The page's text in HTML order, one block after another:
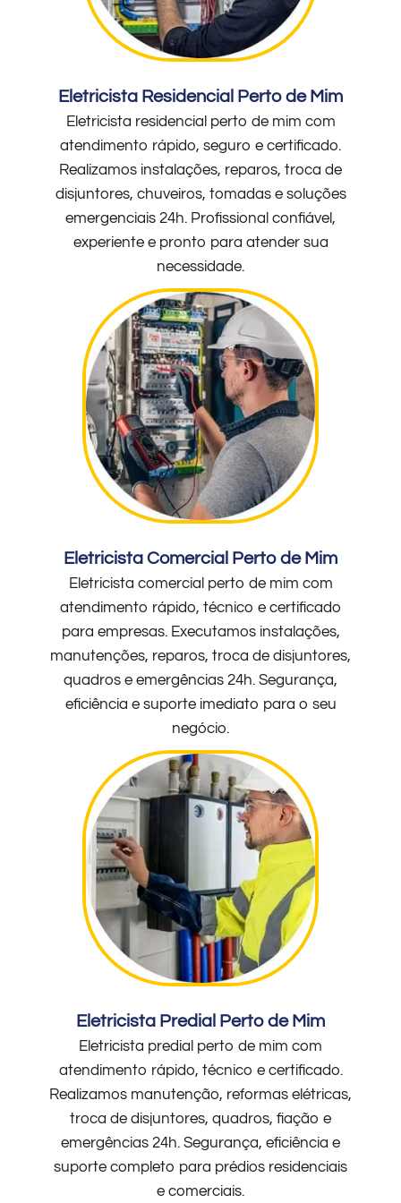
Eletricista Residencial Perto de Mim
Eletricista residencial perto de mim com
atendimento rápido, seguro e certificado.
Realizamos instalações, reparos, troca de
disjuntores, chuveiros, tomadas e soluções
emergenciais 24h. Profissional confiável,
experiente e pronto para atender sua
necessidade.
Eletricista Comercial Perto de Mim
Eletricista comercial perto de mim com
atendimento rápido, técnico e certificado
para empresas. Executamos instalações,
manutenções, reparos, troca de disjuntores,
quadros e emergências 24h. Segurança,
eficiência e suporte imediato para o seu
negócio.
Eletricista Predial Perto de Mim
Eletricista predial perto de mim com
atendimento rápido, técnico e certificado.
Realizamos manutenção, reformas elétricas,
troca de disjuntores, quadros, fiação e
emergências 24h. Segurança, eficiência e
suporte completo para prédios residenciais
e comerciais.